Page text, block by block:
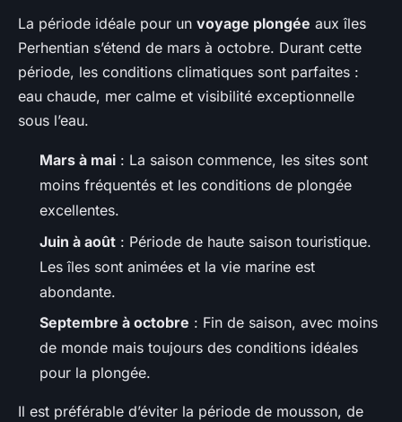
La période idéale pour un voyage plongée aux îles
Perhentian s’étend de mars à octobre. Durant cette
période, les conditions climatiques sont parfaites :
eau chaude, mer calme et visibilité exceptionnelle
sous l’eau.
Mars à mai : La saison commence, les sites sont
moins fréquentés et les conditions de plongée
excellentes.
Juin à août : Période de haute saison touristique.
Les îles sont animées et la vie marine est
abondante.
Septembre à octobre : Fin de saison, avec moins
de monde mais toujours des conditions idéales
pour la plongée.
Il est préférable d’éviter la période de mousson, de